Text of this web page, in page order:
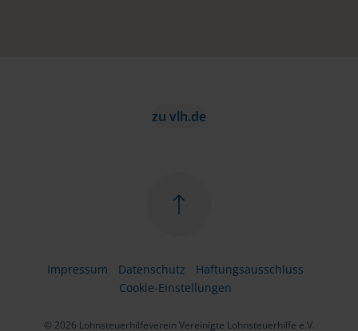
zu vlh.de
Impressum Datenschutz
Haftungsausschluss
Cookie-Einstellungen
© 2026 Lohnsteuerhilfeverein Vereinigte Lohnsteuerhilfe e.V.